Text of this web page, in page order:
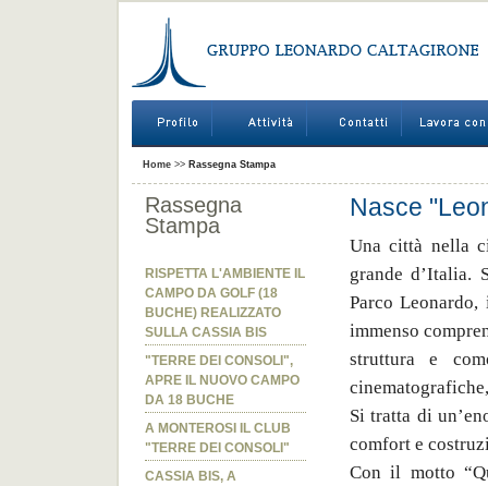
Home>> Rassegna Stampa
Rassegna
Stampa
RISPETTA L'AMBIENTE IL
CAMPO DA GOLF (18
BUCHE) REALIZZATO
SULLA CASSIA BIS
"TERRE DEI CONSOLI",
APRE IL NUOVO CAMPO
DA 18 BUCHE
A MONTEROSI IL CLUB
"TERRE DEI CONSOLI"
CASSIA BIS, A
Nasce
Una città nella
grande d’Italia.
Parco
immenso
struttura e
Si tratta di
comfort e
Con il motto